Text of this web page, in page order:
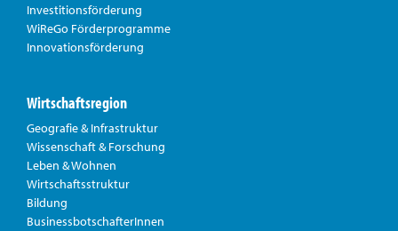
Investitionsförderung
WiReGo Förderprogramme
Innovationsförderung
Wirtschaftsregion
Geografie & Infrastruktur
Wissenschaft & Forschung
Leben & Wohnen
Wirtschaftsstruktur
Bildung
BusinessbotschafterInnen